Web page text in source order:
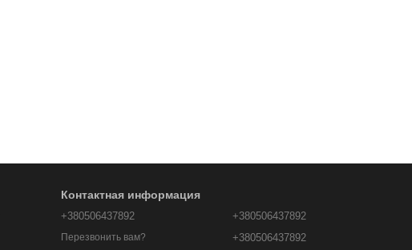
Контактная информация
+380506437892
Перезвонить вам?
+380506437892
+380506437892